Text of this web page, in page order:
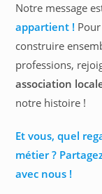
Notre message
appartient !
construire
professions,
association
notre histoire !
Et vous, quel
métier ?
avec nous !